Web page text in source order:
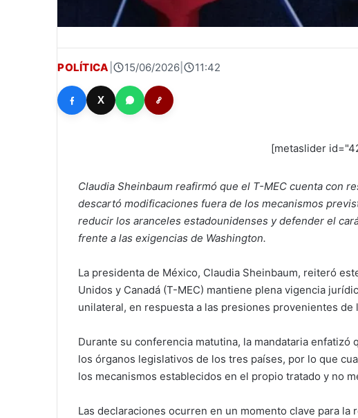
POLÍTICA 15/06/2026| 11:42
X
[metaslider
Claudia Sheinbaum reafirmó que el T-MEC cuenta con
descartó modificaciones fuera de los mecanismos
reducir los aranceles estadounidenses y defender el
frente a las exigencias de Washington.
La presidenta de México, Claudia Sheinbaum, reiteró
Unidos y Canadá (T-MEC) mantiene plena vigencia
unilateral, en respuesta a las presiones provenientes de
Durante su conferencia matutina, la mandataria
los órganos legislativos de los tres países, por lo que
los mecanismos establecidos en el propio tratado y no
Las declaraciones ocurren en un momento clave para